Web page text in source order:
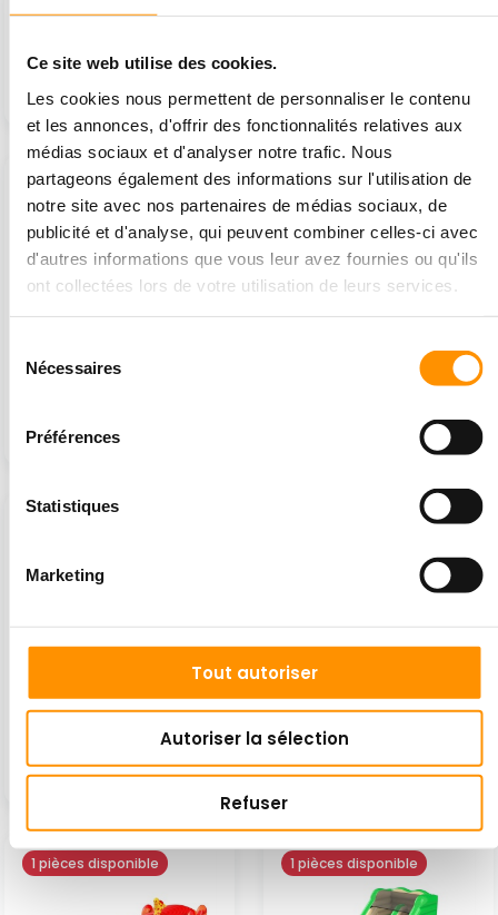
Ce site web utilise des cookies.
Les cookies nous permettent de personnaliser le contenu
et les annonces, d'offrir des fonctionnalités relatives aux
médias sociaux et d'analyser notre trafic. Nous
partageons également des informations sur l'utilisation de
notre site avec nos partenaires de médias sociaux, de
publicité et d'analyse, qui peuvent combiner celles-ci avec
d'autres informations que vous leur avez fournies ou qu'ils
ont collectées lors de votre utilisation de leurs services.
Nécessaires
Préférences
Statistiques
Marketing
Tout autoriser
Autoriser la sélection
Refuser
4,5x3,6 sur le thème des
1 850 €
4 732,50 €4 810 €
1 pièces disponible
Course-fusée
980 €
1 pièces disponible
Parcours d'obstacles
Toboggan gonflable
agrandi sur le thème
3 860 €
Avaleur gonflable -
4 600 €
1 pièces disponible 1 pièces disponible